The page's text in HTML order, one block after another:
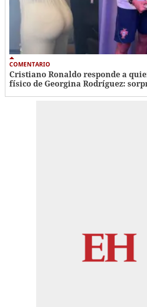
COMENTARIO
Cristiano Ronaldo responde a
físico de Georgina Rodríguez: